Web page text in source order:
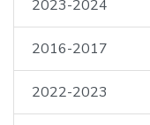
2023-2024
2016-2017
2022-2023